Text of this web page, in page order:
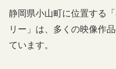
静岡県小山町に位置する
リー」は、多くの映像作
ています。